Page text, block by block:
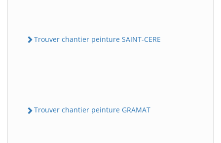
Trouver chantier peinture SAINT-CERE
Trouver chantier peinture GRAMAT